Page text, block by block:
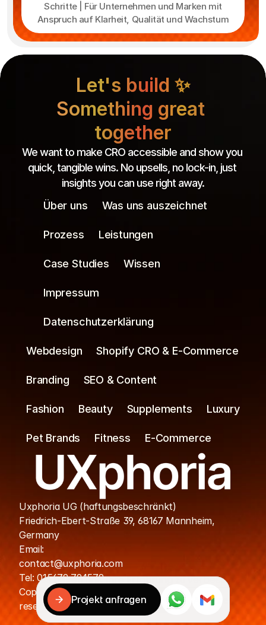
Schritte | Für Unternehmen und Marken mit
Anspruch auf Klarheit, Qualität und Wachstum
Projekt anfragen
Cookies
Ihre Daten werden sicher verarbeitet.
Cookies helfen uns, Ihre Erfahrung zu verbessern.
Akzeptieren & fortfahren Ablehnen
Let's build ✨
Something great
together
We want to make CRO accessible and show you
quick, tangible wins. No upsells, no lock-in, just
insights you can use right away.
Über uns
Was uns auszeichnet
Prozess Leistungen
Case Studies Wissen
Impressum
Datenschutzerklärung
Webdesign Shopify CRO & E-Commerce
Branding SEO & Content
Fashion Beauty Supplements Luxury
Pet Brands Fitness E-Commerce
Uxphoria UG (haftungsbeschränkt)
Friedrich-Ebert-Straße 39, 68167 Mannheim,
Germany
Email:
contact@uxphoria.com
Tel: 015679 794579
Copyright © UXphoria. All rights
reserved